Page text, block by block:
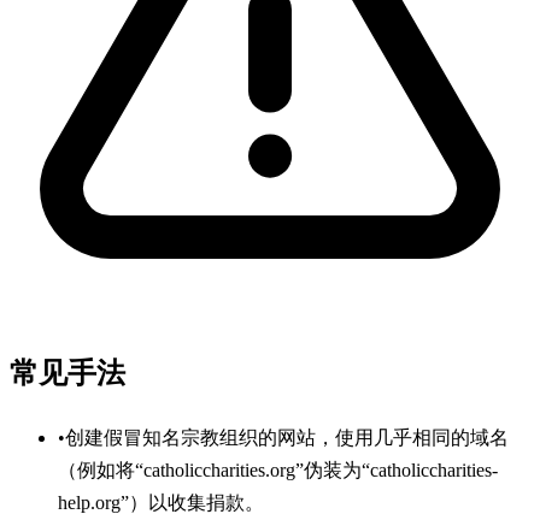
常见手法
•创建假冒知名宗教组织的网站，使用几乎相同的域名
（例如将“catholiccharities.org”伪装为“catholiccharities-
help.org”）以收集捐款。